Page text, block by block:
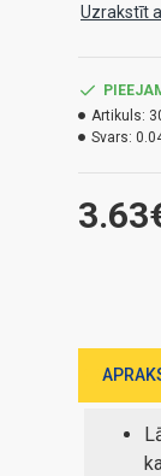
Uzrakstīt
Artikuls:
Svars: